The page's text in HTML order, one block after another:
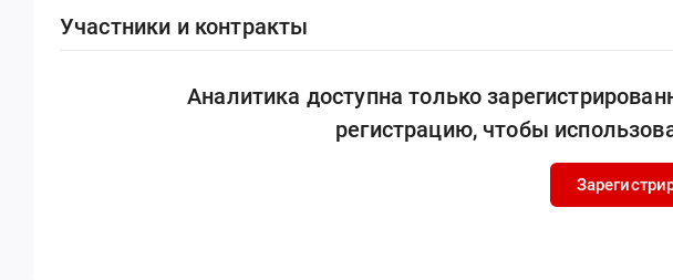
Участники и контракты
Аналитика доступна только
регистрацию, чтобы